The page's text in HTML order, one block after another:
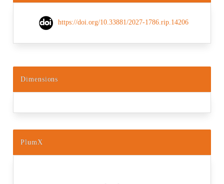
https://doi.org/10.33881/2027-1786.rip.14206
Dimensions
PlumX